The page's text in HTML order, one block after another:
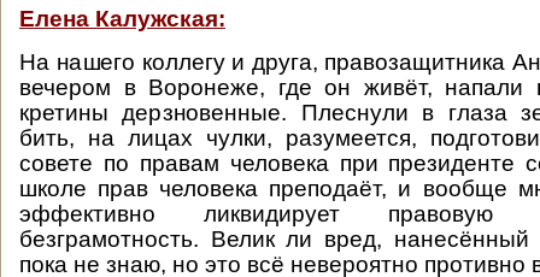
Елена Калужская:
На нашего коллегу и друга, правозащитника
вечером в Воронеже, где он живёт, напали
кретины дерзновенные. Плеснули в глаза
бить, на лицах чулки, разумеется,
совете по правам человека при президенте
школе прав человека преподаёт, и вообще
эффективно ликвидирует правовую
безграмотность. Велик ли вред,
пока не знаю, но это всё невероятно противно